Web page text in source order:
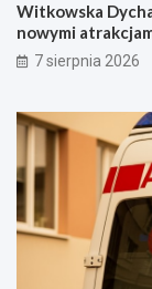
Witkowska
nowymi
7 sierpnia 2026